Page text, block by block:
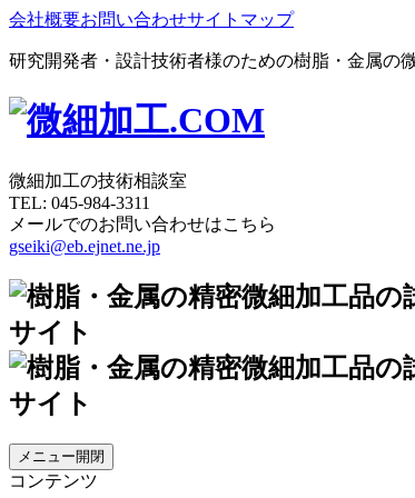
会社概要お問い合わせサイトマップ
研究開発者・設計技術者様のための樹脂・金属の
微細加工の技術相談室
TEL: 045-984-3311
メールでのお問い合わせはこちら
gseiki@eb.ejnet.ne.jp
メニュー開閉
コンテンツ